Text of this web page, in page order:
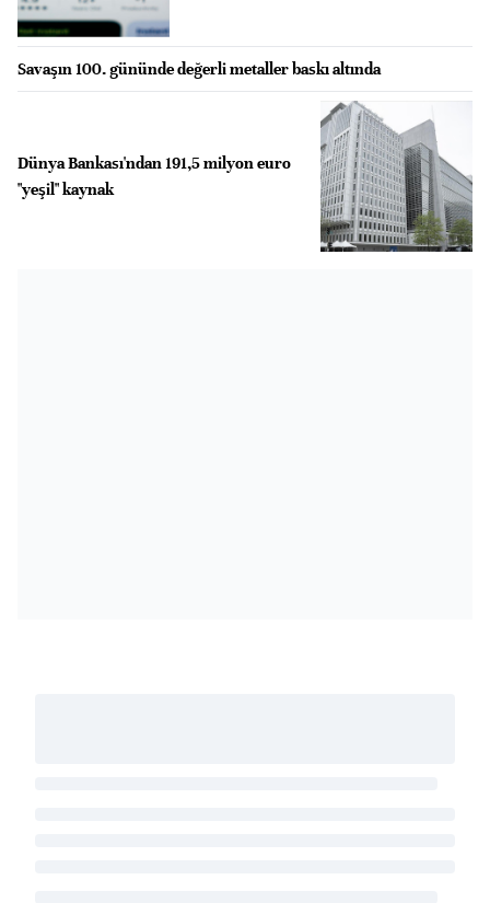
Savaşın 100. gününde değerli metaller baskı altında
Dünya Bankası'ndan 191,5 milyon euro
"yeşil" kaynak